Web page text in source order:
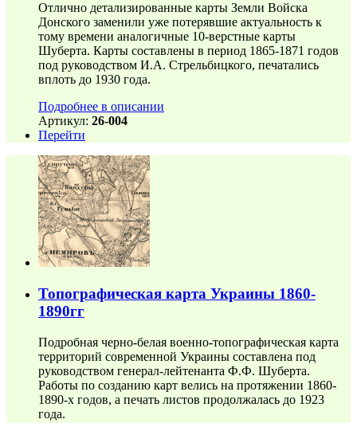
Отлично детализированные карты Земли Войска
Донского заменили уже потерявшие актуальность к
тому времени аналогичные 10-верстные карты
Шуберта. Карты составлены в период 1865-1871 годов
под руководством И.А. Стрельбицкого, печатались
вплоть до 1930 года.
Подробнее в описании
Артикул: 26-004
Перейти
Топографическая карта Украины 1860-
1890гг
Подробная черно-белая военно-топографическая карта
территорий современной Украины составлена под
руководством генерал-лейтенанта Ф.Ф. Шуберта.
Работы по созданию карт велись на протяжении 1860-
1890-х годов, а печать листов продолжалась до 1923
года.